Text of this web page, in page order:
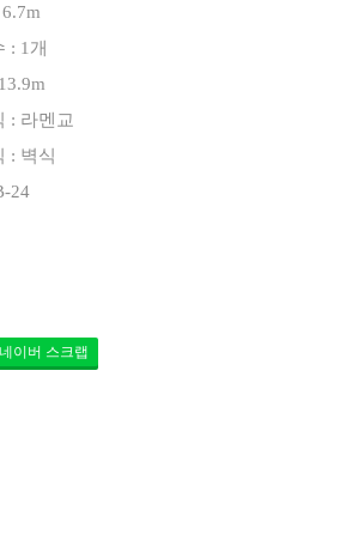
: 1개
: 라멘교
: 벽식
24
네이버 스크랩